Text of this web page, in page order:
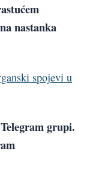
nastanka
spojevi u
grupi.